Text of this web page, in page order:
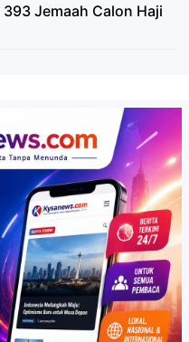
Jemaah Calon Haji